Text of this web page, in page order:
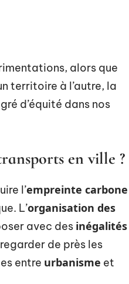
alors que
territoire à l’autre, la
d’équité dans nos
en ville ?
l’empreinte carbone
L’organisation des
avec des inégalités
de près les
entre urbanisme et